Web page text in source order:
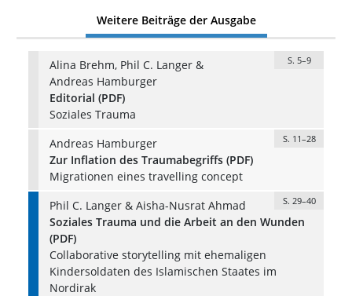
Weitere Beiträge der Ausgabe
Alina Brehm, Phil C. Langer &
Andreas Hamburger
S. 5–9
Editorial (PDF)
Soziales Trauma
Andreas Hamburger
S. 11–28
Zur Inflation des Traumabegriffs (PDF)
Migrationen eines travelling concept
Phil C. Langer & Aisha-Nusrat Ahmad
S. 29–40
Soziales Trauma und die Arbeit an den Wunden
(PDF)
Collaborative storytelling mit ehemaligen
Kindersoldaten des Islamischen Staates im
Nordirak